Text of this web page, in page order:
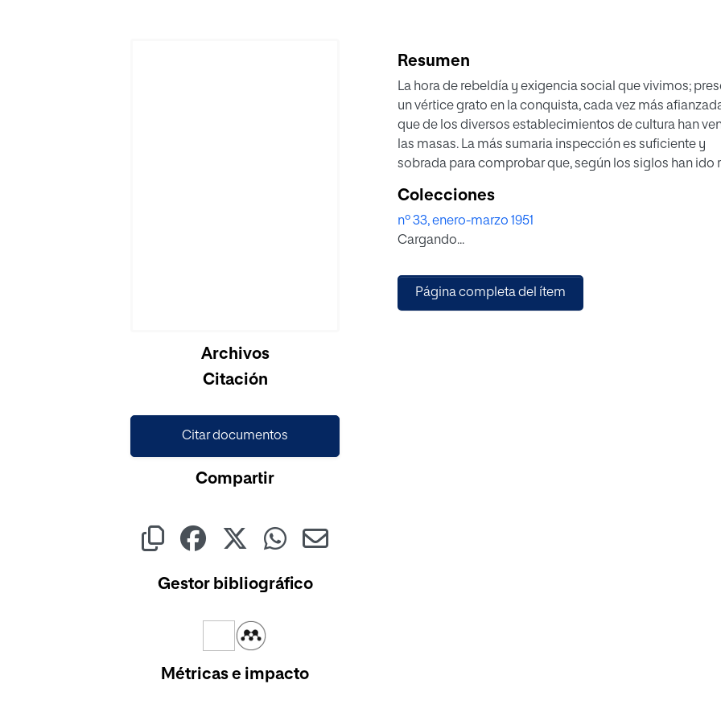
Archivos
Citación
Citar documentos
Compartir
Gestor bibliográfico
Métricas e impacto
Resumen
La hora de rebeldía y exigencia social que vivimos;
un vértice grato en la conquista, cada vez más
que de los diversos establecimientos de cultura han
las masas. La más sumaria inspección es suficiente y
sobrada para comprobar que, según los siglos han ido
sin cesar aumentando el número de alumnos en los
estadios en que tradicionalmente se ha venido
proceso de la educación.
Colecciones
nº 33, enero-marzo 1951
Cargando...
Página completa del ítem